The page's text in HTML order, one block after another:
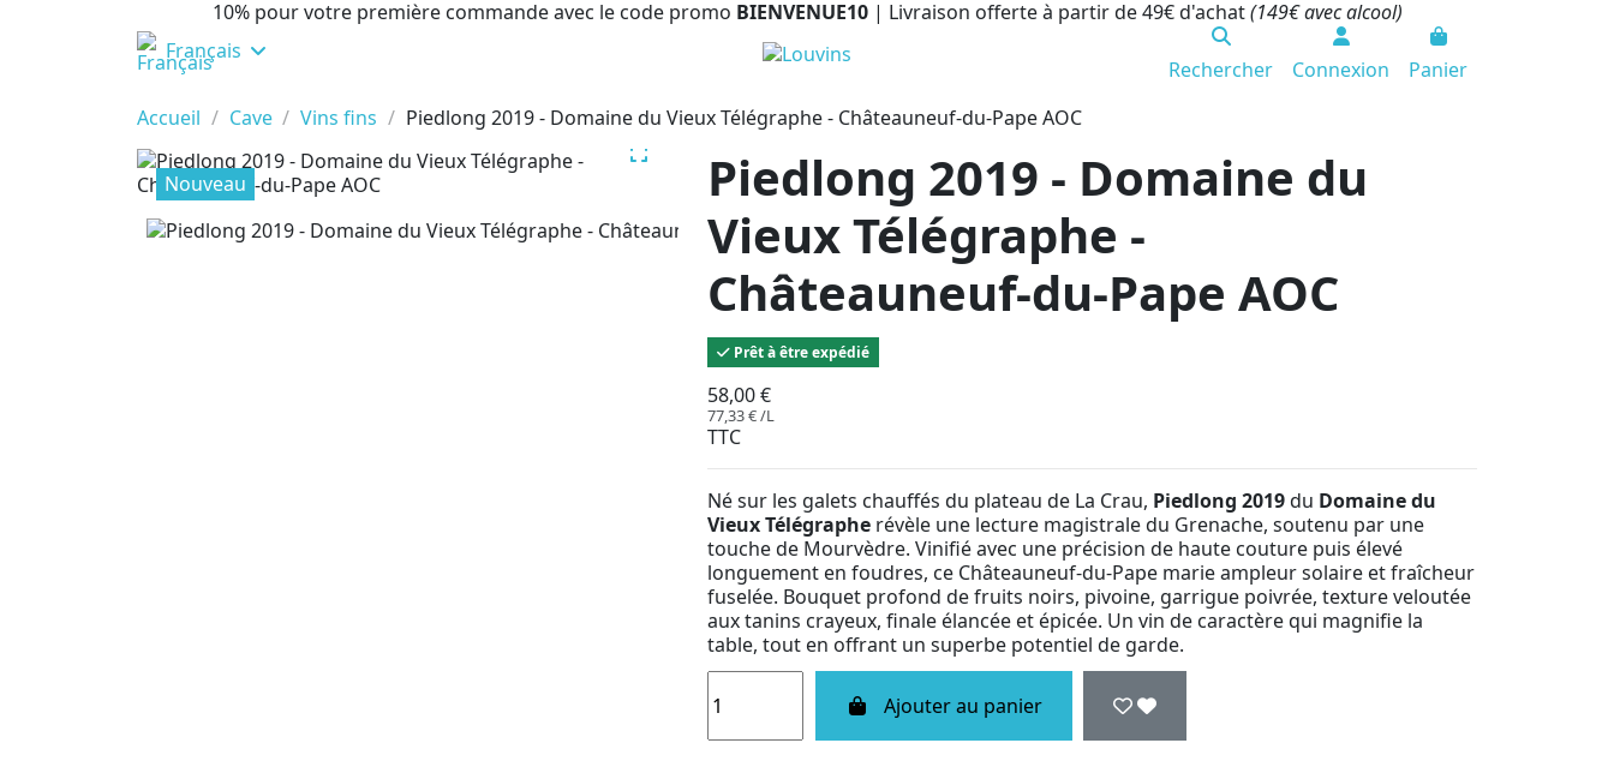
10% pour votre première commande avec le code promo BIENVENUE10 | Livraison offerte à partir de 49€ d'achat(149€ avec alcool)
Français
Rechercher Connexion
Panier
Accueil
Cave Vins fins Piedlong 2019 - Domaine du Vieux Télégraphe - Châteauneuf-du-Pape AOC
Nouveau
Piedlong 2019 - Domaine du
Vieux Télégraphe -
Châteauneuf-du-Pape AOC
Prêt à être expédié
58,00 €
77,33 € /L
TTC
Né sur les galets chauffés du plateau de La Crau, Piedlong 2019du Domaine du
Vieux Télégraphe révèle une lecture magistrale du Grenache, soutenu par une
touche de Mourvèdre. Vinifié avec une précision de haute couture puis élevé
longuement en foudres, ce Châteauneuf-du-Pape marie ampleur solaire et fraîcheur
fuselée. Bouquet profond de fruits noirs, pivoine, garrigue poivrée, texture veloutée
aux tanins crayeux, finale élancée et épicée. Un vin de caractère qui magnifie la
table, tout en offrant un superbe potentiel de garde.
Ajouter au panier